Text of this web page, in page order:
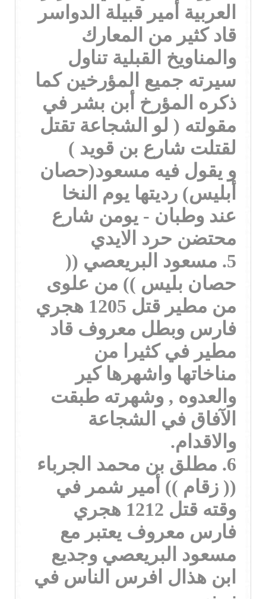
العربية أمير قبيلة الدواسر
قاد كثير من المعارك
والمناويخ القبلية تناول
سيرته جميع المؤرخين كما
ذكره المؤرخ أبن بشر في
مقولته ( لو الشجاعة تقتل
لقتلت شارع بن قويد )
و يقول فيه مسعود(حصان
أبليس) رديتها يوم النخا
عند وطبان - يومن شارع
محتضن حرد الايدي
5. مسعود البريعصي ((
حصان بليس )) من علوى
من مطير قتل 1205 هجري
فارس وبطل معروف قاد
مطير في كثيرا من
مناخاتها واشهرها كير
والعدوه , وشهرته طبقت
الآفاق في الشجاعة
والاقدام.
6. مطلق بن محمد الجرباء
(( زقام )) أمير شمر في
وقته قتل 1212 هجري
فارس معروف يعتبر مع
مسعود البريعصي وجديع
ابن هذال افرس الناس في